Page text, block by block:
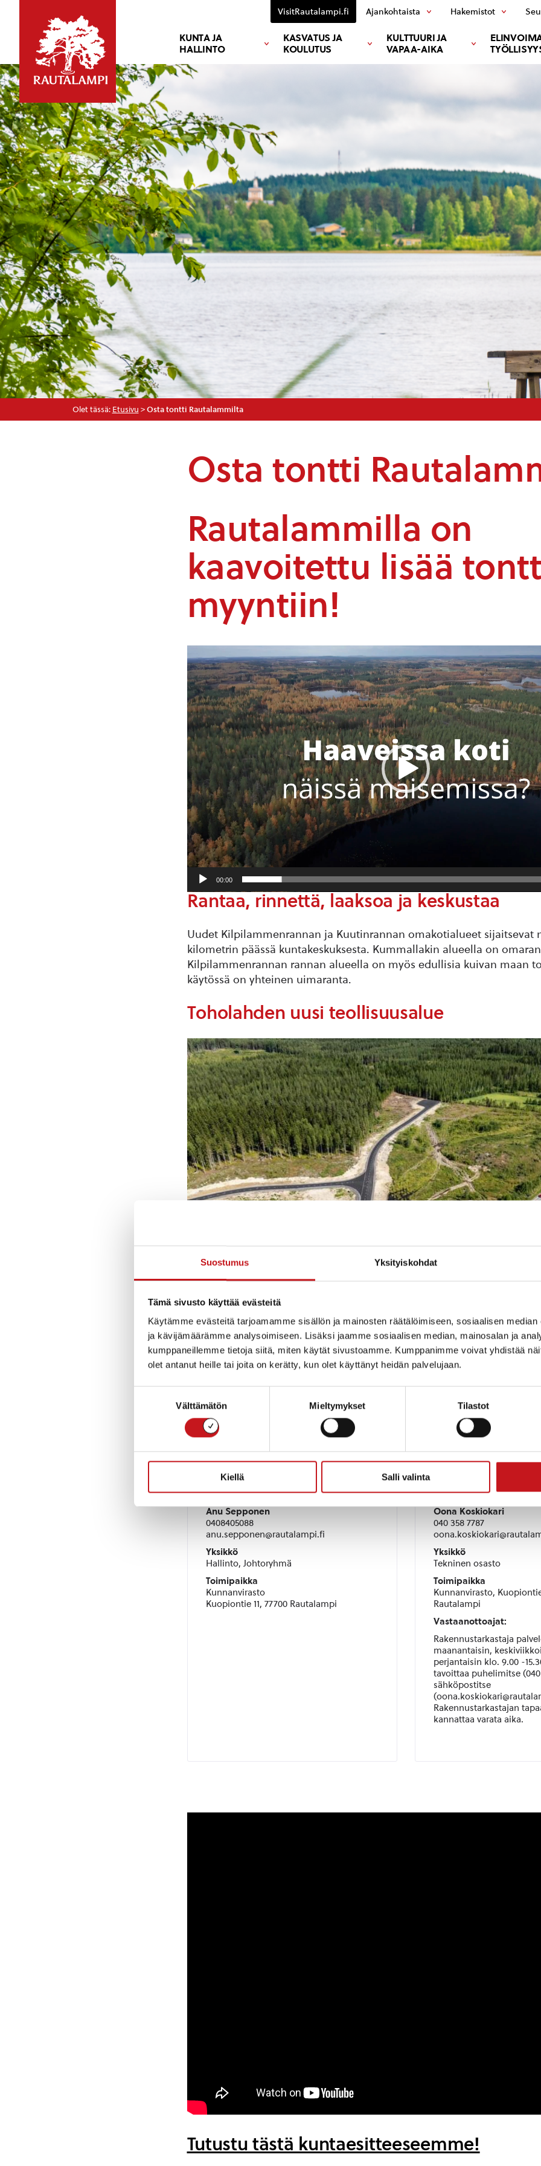
Suostumus Yksityiskohdat
Tämä sivusto käyttää evästeitä
Käytämme evästeitä tarjoamamme sisällön ja mainosten räätälöimiseen, sosiaalisen
ja kävijämäärämme analysoimiseen. Lisäksi jaamme sosiaalisen median, mainosalan ja
kumppaneillemme tietoja siitä, miten käytät sivustoamme. Kumppanimme voivat yhdistää
olet antanut heille tai joita on kerätty, kun olet käyttänyt heidän palvelujaan.
Välttämätön Mieltymykset Tilastot
Kiellä Salli valinta
KUNTA JA
HALLINTO
KASVATUS JA
KOULUTUS
KULTTUURI JA
VAPAA-AIKA
VisitRautalampi.fi Ajankohtaista Hakemistot
Olet tässä: Etusivu > Osta tontti Rautalammilta
Osta tontti
Rautalammilla on
kaavoitettu lisää
myyntiin!
00:00
Rantaa, rinnettä, laaksoa ja keskustaa
Uudet Kilpilammenrannan ja Kuutinrannan omakotialueet sijaitsevat
kilometrin päässä kuntakeskuksesta. Kummallakin alueella on
Kilpilammenrannan rannan alueella on myös edullisia kuivan maan
käytössä on yhteinen uimaranta.
Toholahden uusi teollisuusalue
Soita tai laita viestiä – mietitään yhdessä
paras ratkaisu!
Kunnanjohtaja
Anu Sepponen
0408405088
anu.sepponen@rautalampi.fi
Yksikkö
Hallinto, Johtoryhmä
Toimipaikka
Kunnanvirasto
Kuopiontie 11, 77700 Rautalampi
Oona Koskiokari
040 358 7787
Yksikkö
Tekninen osasto
Toimipaikka
Kunnanvirasto, Kuopiontie
Rautalampi
Vastaanottoajat:
Rakennustarkastaja
maanantaisin,
perjantaisin klo. 9.00 -
tavoittaa puhelimitse (040
sähköpostitse
Rakennustarkastajan
kannattaa varata aika.
Tutustu tästä kuntaesitteeseemme!